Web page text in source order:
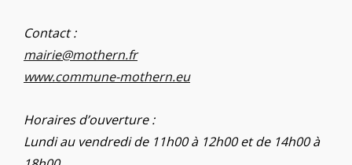
Contact :
mairie@mothern.fr
www.commune-mothern.eu
Horaires d’ouverture :
Lundi au vendredi de 11h00 à 12h00 et de 14h00 à